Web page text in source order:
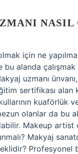
NASIL
için ne
bu alanda
uzmanı
sertifikası alan
kuaförlük
olanlar da bu
Makeup artist
Makyaj
Profesyonel